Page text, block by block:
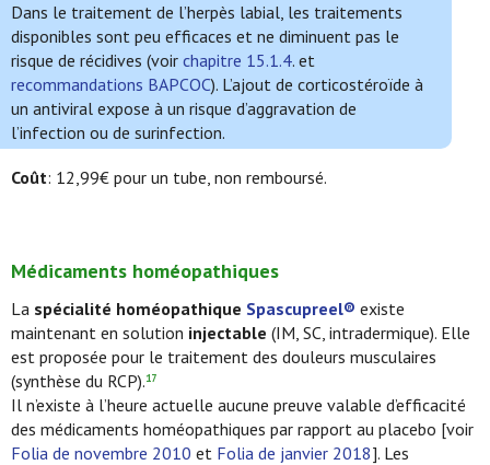
Dans le traitement de l’herpès labial, les traitements
disponibles sont peu efficaces et ne diminuent pas le
risque de récidives (voir chapitre 15.1.4. et
recommandations BAPCOC). L’ajout de corticostéroïde à
un antiviral expose à un risque d’aggravation de
l’infection ou de surinfection.
Coût: 12,99€ pour un tube, non remboursé.
Médicaments homéopathiques
La spécialité homéopathique Spascupreel® existe
maintenant en solution injectable (IM, SC, intradermique). Elle
est proposée pour le traitement des douleurs musculaires
(synthèse du RCP).17
Il n’existe à l’heure actuelle aucune preuve valable d’efficacité
des médicaments homéopathiques par rapport au placebo [voir
Folia de novembre 2010 et Folia de janvier 2018]. Les